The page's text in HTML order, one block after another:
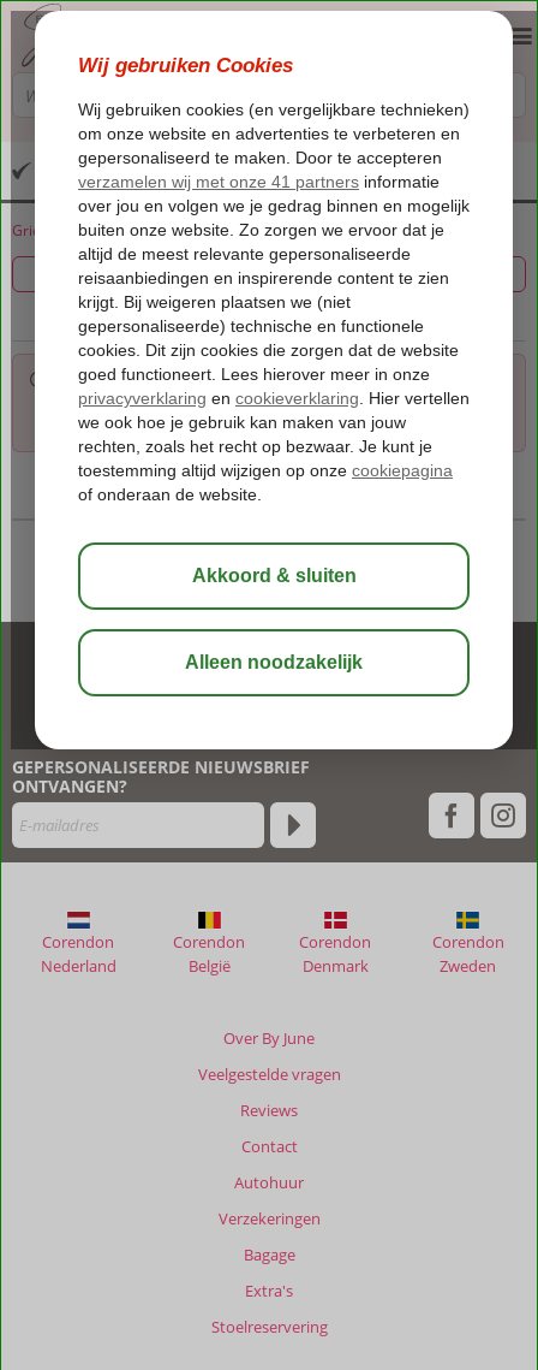
Altijd inclusief huurauto
Home
Griekenland Kreta Kreta Kamilari
Filter 0 aanbiedingen
Voor de gekozen criteria hebben we helaas geen
mogelijkheden. Tip: verwijder een of meerdere criteria om toch
mogelijkheden te vinden.
Kaart
BEL NU ONS CONTACT CENTER
020 449 94 70
GEPERSONALISEERDE NIEUWSBRIEF
ONTVANGEN?
Over By June
Veelgestelde vragen
Reviews
Contact
Autohuur
Verzekeringen
Bagage
Extra's
Stoelreservering
Corendon
Nederland
Corendon
België
Corendon
Denmark
Corendon
Zweden